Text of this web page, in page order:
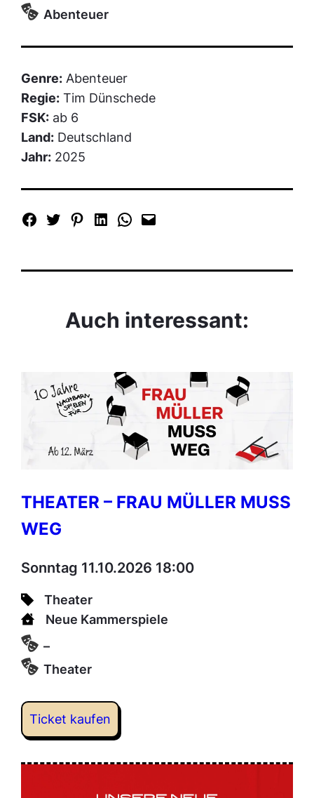
Abenteuer
Genre: Abenteuer
Regie: Tim Dünschede
FSK: ab 6
Land: Deutschland
Jahr: 2025
Auch interessant:
THEATER – FRAU MÜLLER MUSS
WEG
Sonntag 11.10.2026 18:00
Theater
Neue Kammerspiele
–
Theater
Ticket kaufen